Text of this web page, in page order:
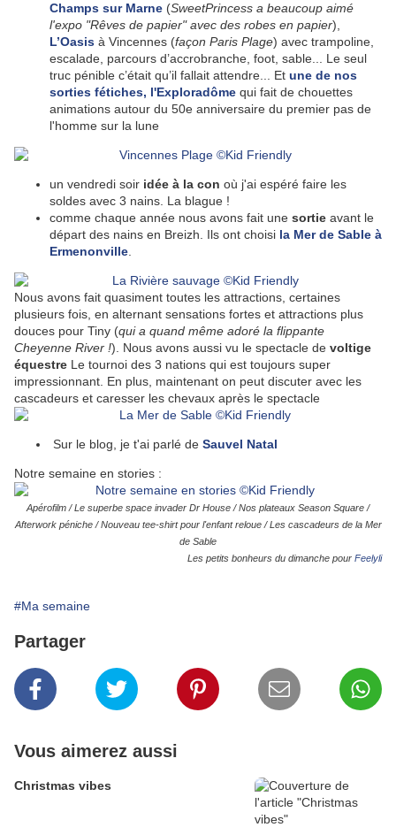
Champs sur Marne (SweetPrincess a beaucoup aimé
l'expo "Rêves de papier" avec des robes en papier),
L’Oasis à Vincennes (façon Paris Plage) avec trampoline,
escalade, parcours d’accrobranche, foot, sable... Le seul
truc pénible c’était qu’il fallait attendre... Et une de nos
sorties fétiches, l'Exploradôme qui fait de chouettes
animations autour du 50e anniversaire du premier pas de
l'homme sur la lune
un vendredi soir idée à la con où j'ai espéré faire les
soldes avec 3 nains. La blague !
comme chaque année nous avons fait une sortie avant le
départ des nains en Breizh. Ils ont choisi la Mer de Sable à
Ermenonville
Nous avons fait quasiment toutes les attractions, certaines
plusieurs fois, en alternant sensations fortes et attractions plus
douces pour Tiny (qui a quand même adoré la flippante
Cheyenne River !). Nous avons aussi vu le spectacle de voltige
équestre Le tournoi des 3 nations qui est toujours super
impressionnant. En plus, maintenant on peut discuter avec les
cascadeurs et caresser les chevaux après le spectacle
Sur le blog, je t'ai parlé de Sauvel Natal
Notre semaine en stories :
Apérofilm / Le superbe space invader Dr House / Nos plateaux Season Square /
Afterwork péniche / Nouveau tee-shirt pour l'enfant reloue / Les cascadeurs de la Mer
de Sable
Les petits bonheurs du dimanche pour Feelyli
#Ma semaine
Partager
Vous aimerez aussi
Christmas vibes